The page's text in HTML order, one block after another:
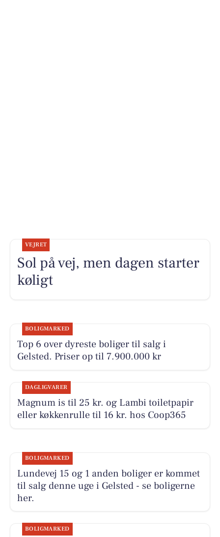
VEJRET
Sol på vej, men dagen starter
køligt
BOLIGMARKED
Top 6 over dyreste boliger til salg i
Gelsted. Priser op til 7.900.000 kr
DAGLIGVARER
Magnum is til 25 kr. og Lambi toiletpapir
eller køkkenrulle til 16 kr. hos Coop365
BOLIGMARKED
Lundevej 15 og 1 anden boliger er kommet
til salg denne uge i Gelsted - se boligerne
her.
BOLIGMARKED